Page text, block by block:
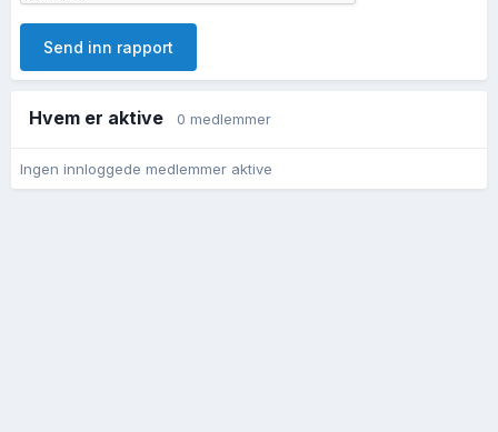
Send inn rapport
Hvem er aktive 0 medlemmer
Ingen innloggede medlemmer aktive